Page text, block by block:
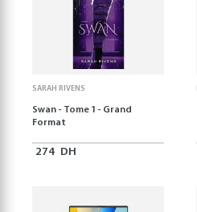
SARAH RIVENS
Swan - Tome 1 - Grand
Format
274 DH